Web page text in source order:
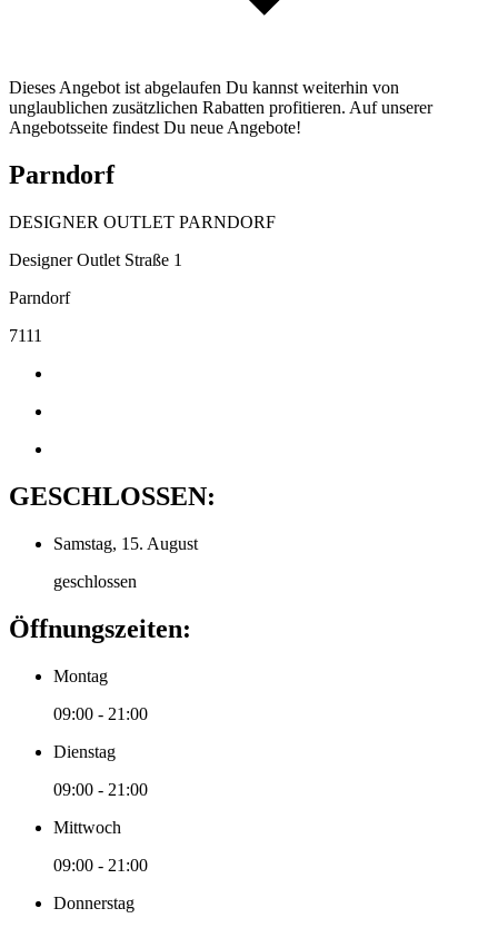
Dieses Angebot ist abgelaufen Du kannst weiterhin von
unglaublichen zusätzlichen Rabatten profitieren. Auf unserer
Angebotsseite findest Du neue Angebote!
Parndorf
DESIGNER OUTLET PARNDORF
Designer Outlet Straße 1
Parndorf
7111
GESCHLOSSEN:
Samstag, 15. August
geschlossen
Öffnungszeiten:
Montag
09:00 - 21:00
Dienstag
09:00 - 21:00
Mittwoch
09:00 - 21:00
Donnerstag